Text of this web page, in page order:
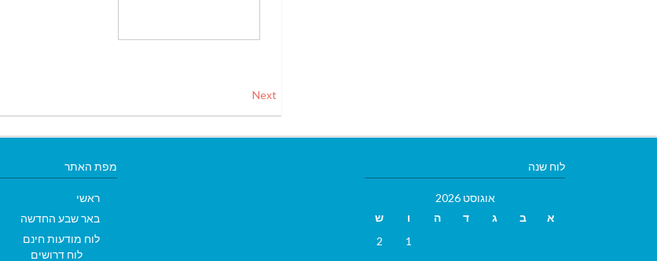
Next
מפת האתר
ראשי
באר שבע החדשה
לוח מודעות חינם
לוח דרושים
לוח שנה
אוגוסט 2026
א
ב ג ד ה ו
ש
1
2